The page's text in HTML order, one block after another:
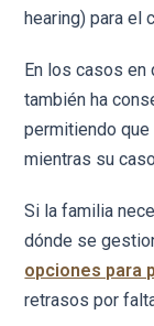
hearing) para el
En los casos en
también ha
permitiendo
mientras su
Si la familia
dónde se
opciones para
retrasos por